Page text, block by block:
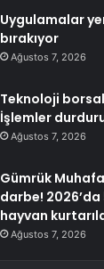
Uygulamalar
bırakıyor
Ağustos 7, 2026
Teknoloji
İşlemler
Ağustos 7, 2026
Gümrük
darbe! 2026’da
hayvan
Ağustos 7, 2026